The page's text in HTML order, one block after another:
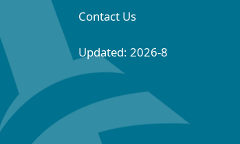
Contact Us
Updated: 2026-8